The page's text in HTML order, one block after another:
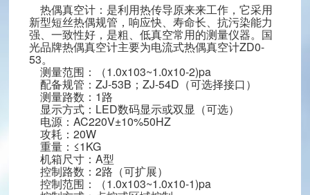
股份有限公司
88491611
泉驿区星光西路117号
扫一扫，关注我们
热偶真空计：是利用热传导原来来工作，它采用
新型短丝热偶规管，响应快、寿命长、抗污染能力
强、一致性好，是粗、低真空常用的测量仪器。国
光品牌热偶真空计主要为电流式热偶真空计ZD0-
53。
测量范围：（1.0x103~1.0x10-2)pa
配备规管：ZJ-53B；ZJ-54D（可选择接口）
测量路数：1路
显示方式：LED数码显示或双显（可选）
电源：AC220V±10%50HZ
攻耗：20W
重量：≤1KG
机箱尺寸：A型
控制路数：2路（可扩展）
控制范围：（1.0x103~1.0x10-1)pa